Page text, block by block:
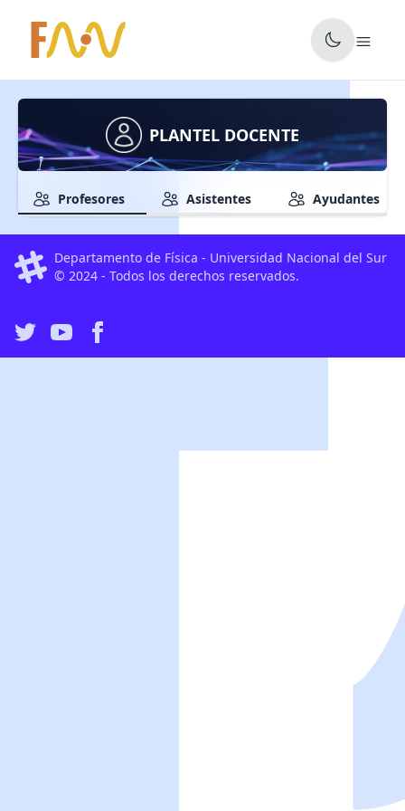
PLANTEL DOCENTE
Profesores Asistentes Ayudantes
Departamento de Física - Universidad Nacional del Sur
© 2024 - Todos los derechos reservados.
✕